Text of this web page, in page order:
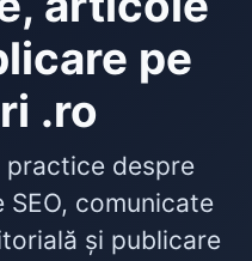
pe
.ro
despre
comunicate
și publicare